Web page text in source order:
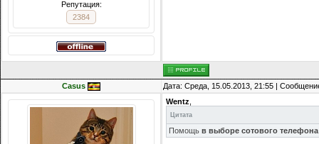
Репутация:
2384
Casus Дата: Среда, 15.05.2013, 21:55 |
Wentz
Цитата
Помощь в выборе сотового телефона